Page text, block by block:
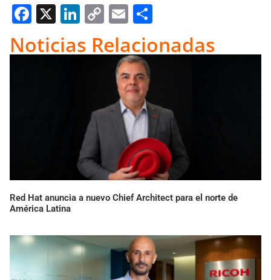
Facebook
X LinkedIn
Copy
Link
Email
Noticias Relacionadas
Red Hat anuncia a nuevo Chief Architect para el norte de
América Latina